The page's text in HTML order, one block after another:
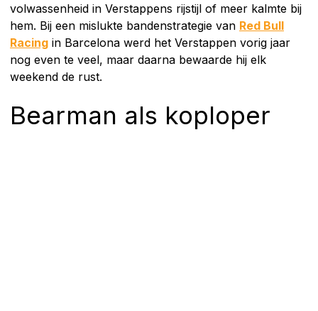
volwassenheid in Verstappens rijstijl of meer kalmte bij
hem. Bij een mislukte bandenstrategie van Red Bull
Racing in Barcelona werd het Verstappen vorig jaar
nog even te veel, maar daarna bewaarde hij elk
weekend de rust.
Bearman als koploper